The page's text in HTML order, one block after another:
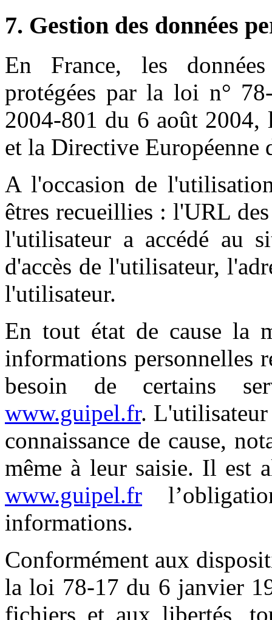
7. Gestion des données
En France, les
protégées par la loi n°
2004-801 du 6 août
et la Directive Européenne
A l'occasion de
êtres recueillies : l'URL
l'utilisateur a accédé au
d'accès de l'utilisateur,
l'utilisateur.
En tout état de cause la
informations personnelles
besoin de certains
www.guipel.fr.
connaissance de cause,
même à leur saisie. Il est
www.guipel.fr
informations.
Conformément aux
la loi 78-17 du 6 janvier
fichiers et aux libertés,